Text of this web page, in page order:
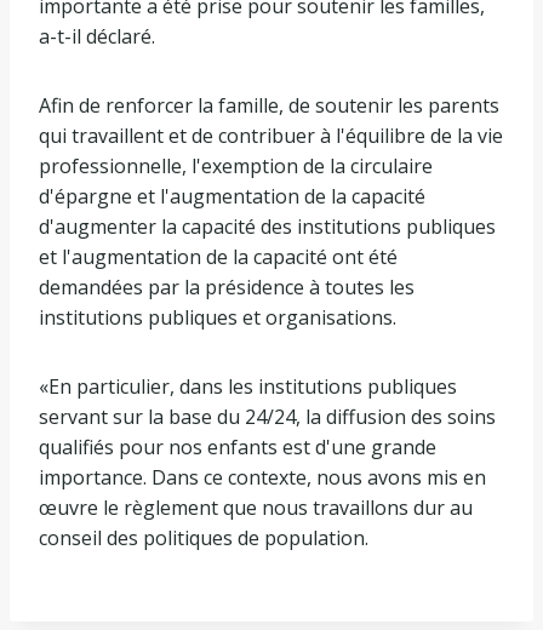
importante a été prise pour soutenir les familles,
a-t-il déclaré.
Afin de renforcer la famille, de soutenir les parents
qui travaillent et de contribuer à l'équilibre de la vie
professionnelle, l'exemption de la circulaire
d'épargne et l'augmentation de la capacité
d'augmenter la capacité des institutions publiques
et l'augmentation de la capacité ont été
demandées par la présidence à toutes les
institutions publiques et organisations.
«En particulier, dans les institutions publiques
servant sur la base du 24/24, la diffusion des soins
qualifiés pour nos enfants est d'une grande
importance. Dans ce contexte, nous avons mis en
œuvre le règlement que nous travaillons dur au
conseil des politiques de population.